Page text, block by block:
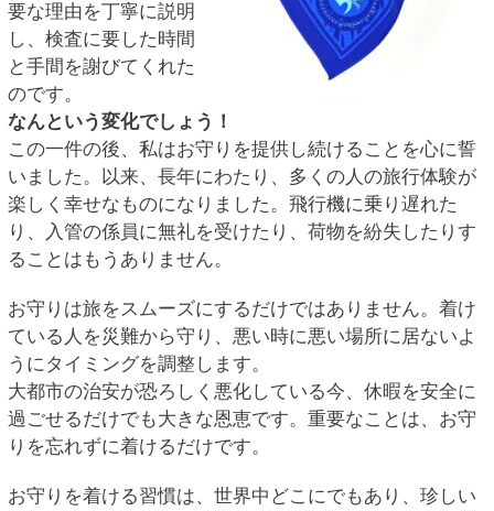
要な理由を丁寧に説明
し、検査に要した時間
と手間を謝びてくれた
のです。
なんという変化でしょう！
この一件の後、私はお守りを提供し続けることを心に誓
いました。以来、長年にわたり、多くの人の旅行体験が
楽しく幸せなものになりました。飛行機に乗り遅れた
り、入管の係員に無礼を受けたり、荷物を紛失したりす
ることはもうありません。
お守りは旅をスムーズにするだけではありません。着け
ている人を災難から守り、悪い時に悪い場所に居ないよ
うにタイミングを調整します。
大都市の治安が恐ろしく悪化している今、休暇を安全に
過ごせるだけでも大きな恩恵です。重要なことは、お守
りを忘れずに着けるだけです。
お守りを着ける習慣は、世界中どこにでもあり、珍しい